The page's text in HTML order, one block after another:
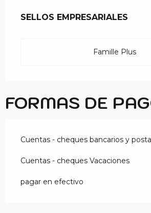
SELLOS EMPRESARIALES
SELLOS EMPRESARIALES
Famille Plus
FORMAS DE
Cuentas - cheques bancarios y
Cuentas - cheques Vacaciones
pagar en efectivo